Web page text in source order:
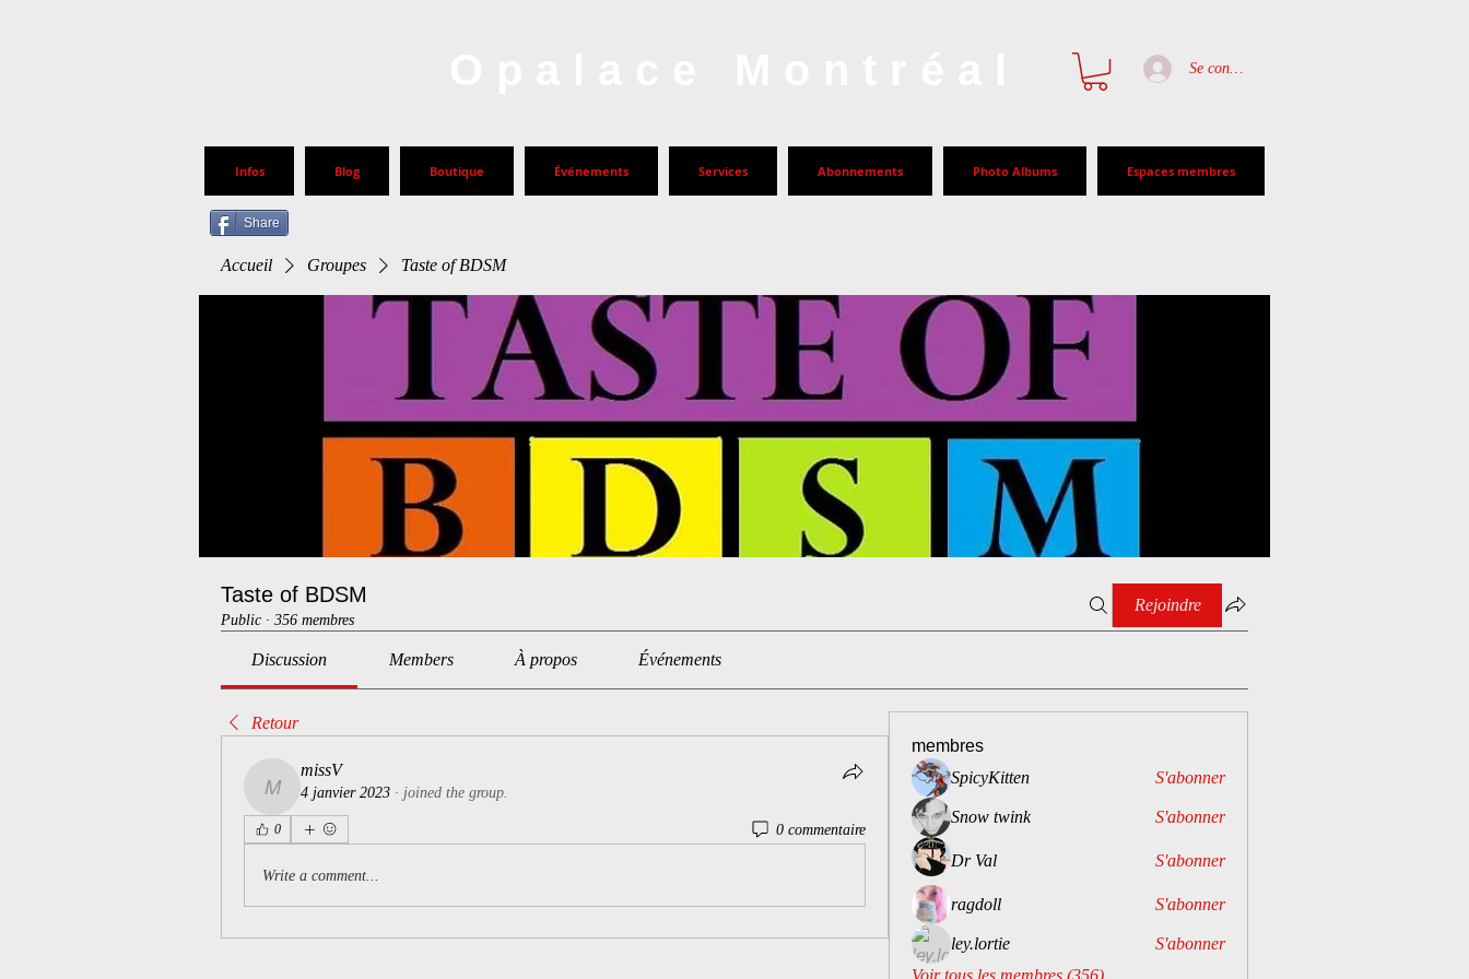
Se connecter
Infos Blog Boutique Événements Services Abonnements Photo Albums Espaces membres
Share
Accueil Groupes Taste of BDSM
Taste of BDSM
Public · 356 membres
Rejoindre
Discussion Members À propos Événements
Retour
missV
missV
4 janvier 2023 · joined the group.
0 0 commentaire
Write a comment...
membres
SpicyKitten
S'abonner
Snow twink S'abonner
Dr Val S'abonner
ragdoll S'abonner
ley.lortie
S'abonner